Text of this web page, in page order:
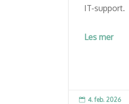
IT-support.
Les mer
 4. feb. 2026